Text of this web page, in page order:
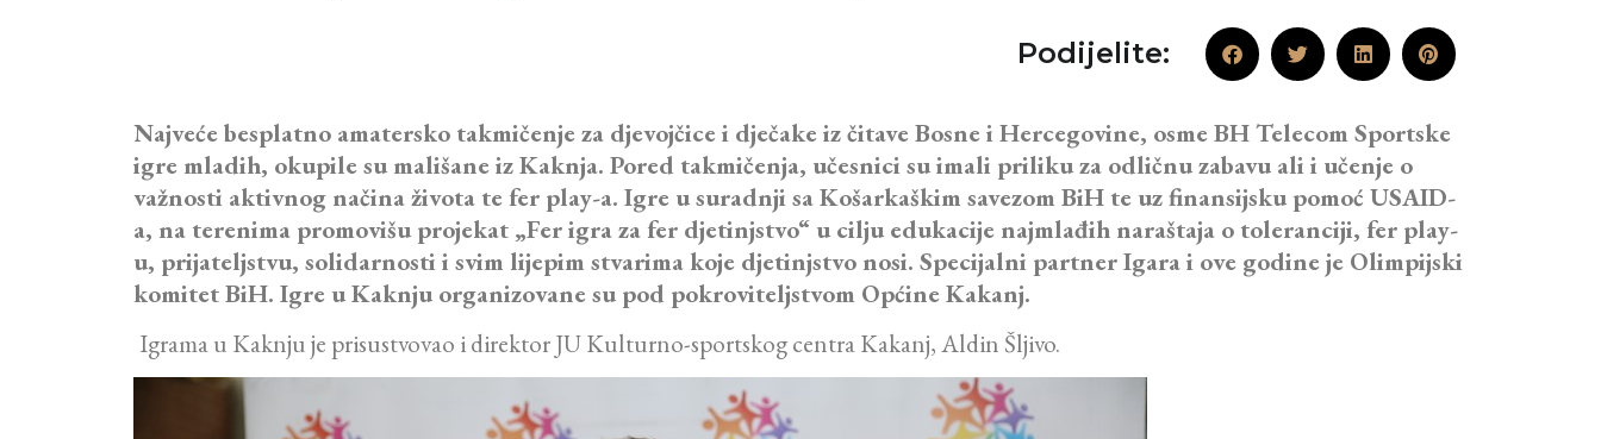
Podijelite:
Najveće besplatno amatersko takmičenje za djevojčice i dječake iz čitave Bosne i Hercegovine, osme BH Telecom Sportske
igre mladih, okupile su mališane iz Kaknja. Pored takmičenja, učesnici su imali priliku za odličnu zabavu ali i učenje o
važnosti aktivnog načina života te fer play-a. Igre u suradnji sa Košarkaškim savezom BiH te uz finansijsku pomoć USAID-
a, na terenima promovišu projekat „Fer igra za fer djetinjstvo“ u cilju edukacije najmlađih naraštaja o toleranciji, fer play-
u, prijateljstvu, solidarnosti i svim lijepim stvarima koje djetinjstvo nosi. Specijalni partner Igara i ove godine je Olimpijski
komitet BiH. Igre u Kaknju organizovane su pod pokroviteljstvom Općine Kakanj.
Igrama u Kaknju je prisustvovao i direktor JU Kulturno-sportskog centra Kakanj, Aldin Šljivo.